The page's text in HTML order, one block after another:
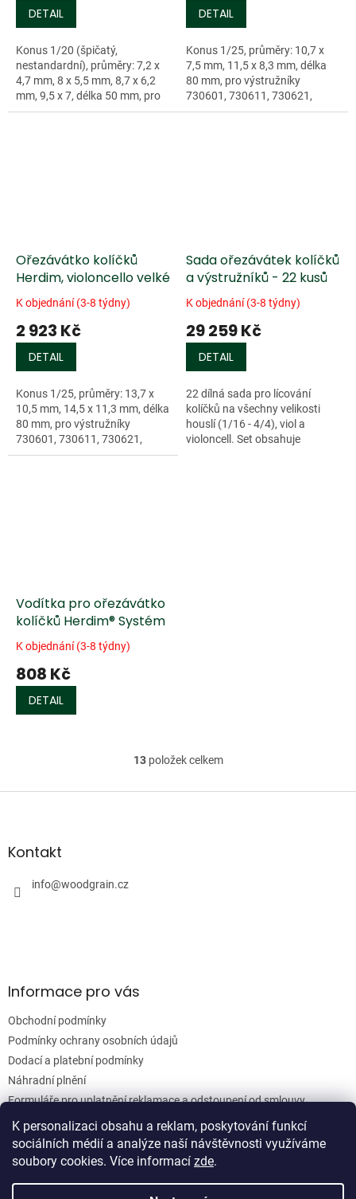
K personalizaci obsahu a reklam, poskytování funkcí
sociálních médií a analýze naší návštěvnosti využíváme
soubory cookies. Více informací zde.
DETAIL
Konus 1/20 (špičatý,
nestandardní), průměry: 7,2 x
4,7 mm, 8 x 5,5 mm, 8,7 x 6,2
mm, 9,5 x 7, délka 50 mm, pro
výstružníky 730503, 730513,
DETAIL
Konus 1/25, průměry: 10,7 x
7,5 mm, 11,5 x 8,3 mm, délka
80 mm, pro výstružníky
730601, 730611, 730621,
730631, 730505.
Ořezávátko kolíčků
Herdim, violoncello velké
K objednání (3-8 týdny)
2 923 Kč
DETAIL
Konus 1/25, průměry: 13,7 x
10,5 mm, 14,5 x 11,3 mm, délka
80 mm, pro výstružníky
730601, 730611, 730621,
730631.
Sada ořezávátek kolíčků
a výstružníků - 22 kusů
K objednání (3-8 týdny)
29 259 Kč
DETAIL
22 dílná sada pro lícování
kolíčků na všechny velikosti
houslí (1/16 - 4/4), viol a
violoncell. Set obsahuje
Vodítka pro ořezávátko
kolíčků Herdim® Systém
K objednání (3-8 týdny)
808 Kč
DETAIL
O
l
u
13položek celkem
Z
aKontakt
info@woodgrain.cz
Informace pro vás
Obchodní podmínky
Podmínky ochrany osobních údajů
Dodací a platební podmínky
Náhradní plnění
Formuláře pro uplatnění reklamace a odstoupení od smlouvy
Moje objednávka